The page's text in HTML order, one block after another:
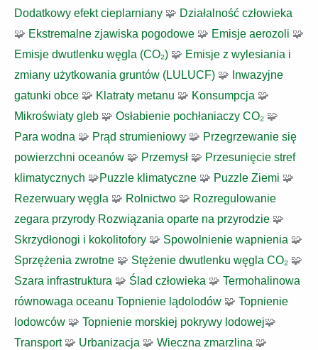
Dodatkowy efekt cieplarniany 🧩 Działalność człowieka
🧩 Ekstremalne zjawiska pogodowe 🧩 Emisje aerozoli 🧩
Emisje dwutlenku węgla (CO₂) 🧩 Emisje z wylesiania i
zmiany użytkowania gruntów (LULUCF) 🧩 Inwazyjne
gatunki obce 🧩 Klatraty metanu 🧩 Konsumpcja 🧩
Mikroświaty gleb 🧩 Osłabienie pochłaniaczy CO₂ 🧩
Para wodna 🧩 Prąd strumieniowy 🧩 Przegrzewanie się
powierzchni oceanów 🧩 Przemysł 🧩 Przesunięcie stref
klimatycznych 🧩Puzzle klimatyczne 🧩 Puzzle Ziemi 🧩
Rezerwuary węgla 🧩 Rolnictwo 🧩 Rozregulowanie
zegara przyrody Rozwiązania oparte na przyrodzie 🧩
Skrzydłonogi i kokolitofory 🧩 Spowolnienie wapnienia 🧩
Sprzężenia zwrotne 🧩 Stężenie dwutlenku węgla CO₂ 🧩
Szara infrastruktura 🧩 Ślad człowieka 🧩 Termohalinowa
równowaga oceanu Topnienie lądolodów 🧩 Topnienie
lodowców 🧩 Topnienie morskiej pokrywy lodowej🧩
Transport🧩 Urbanizacja 🧩 Wieczna zmarzlina 🧩